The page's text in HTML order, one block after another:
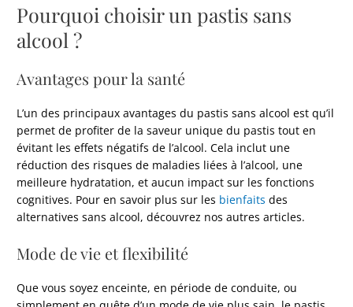
Pourquoi choisir un pastis sans
alcool ?
Avantages pour la santé
L’un des principaux avantages du pastis sans alcool est qu’il
permet de profiter de la saveur unique du pastis tout en
évitant les effets négatifs de l’alcool. Cela inclut une
réduction des risques de maladies liées à l’alcool, une
meilleure hydratation, et aucun impact sur les fonctions
cognitives. Pour en savoir plus sur les bienfaits des
alternatives sans alcool, découvrez nos autres articles.
Mode de vie et flexibilité
Que vous soyez enceinte, en période de conduite, ou